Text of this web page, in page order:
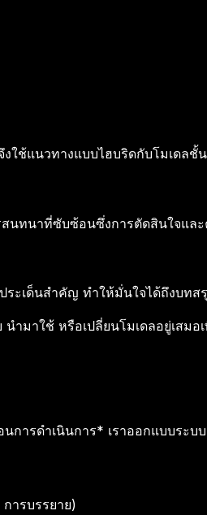
ใช้แนวทางแบบไฮบริดกับโมเดลชั้
สนทนาที่ซับซ้อนซึ่งการตัดสินใจแ
ะเด็นสำคัญ ทำให้มั่นใจได้ถึงบ
ำมาใช้ หรือเปลี่ยนโมเดลอยู่เส
ารดำเนินการ* เราออกแบบระบ
ารบรรยาย)